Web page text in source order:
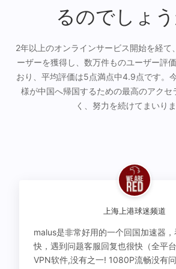
るのでしょ
2年以上のオンラインサービス開始を経て
ーザーを獲得し、数万件ものユーザー評
おり、平均評価は5点満点中4.9点です。
様が中国へ帰国するための最高のアクセ
く、努力を続けてまいりま
上海上港球迷频道
malus是非常好用的一个回国加速器
快，遇到问题客服回复也很快（全平
VPN软件,没有之一! 1080P流畅没有